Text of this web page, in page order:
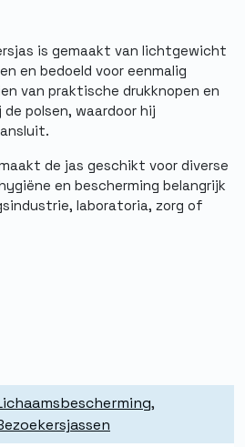
is gemaakt van lichtgewicht
en bedoeld voor eenmalig
van praktische drukknopen en
polsen, waardoor hij
de jas geschikt voor diverse
en bescherming belangrijk
laboratoria, zorg of
,